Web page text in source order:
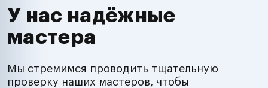
У нас надёжные
мастера
Мы стремимся проводить тщательную
проверку наших мастеров, чтобы